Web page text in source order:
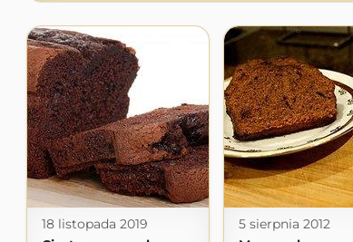
18 listopada 2019
5 sierpnia 2012